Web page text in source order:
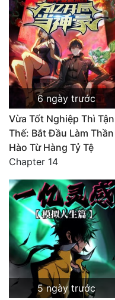
6 ngày trước
Vừa Tốt Nghiệp Thì Tận
Thế: Bắt Đầu Làm Thần
Hào Từ Hàng Tỷ Tệ
Chapter 14
5 ngày trước